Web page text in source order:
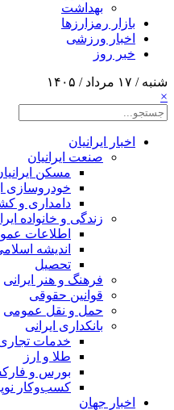
بهداشت
بازار رمزارزها
اخبار ورزشی
خبر روز
شنبه / ۱۷ مرداد / ۱۴۰۵
×
اخبار ایرانیان
صنعت ایرانیان
مسکن
خودروسازی
دامداری و
زندگی و خانواده
اطلاعات
اندیشه
تحصیل
فرهنگ و هنر ایرانی
قوانین حقوقی
حمل و نقل عمومی
بانکداری ایرانی
خدمات تجاری
طلا و ارز
بورس و
کسب‌وکار
اخبار جهان